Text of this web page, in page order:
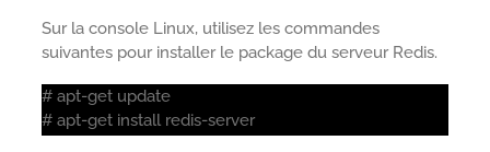
Sur la console Linux, utilisez les commandes
suivantes pour installer le package du serveur Redis.
# apt-get update
# apt-get install redis-server